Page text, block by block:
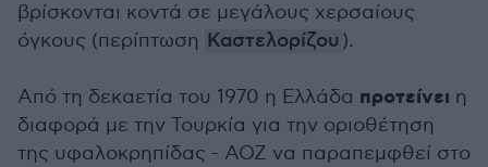
βρίσκονται κοντά σε μεγάλους χερσαίους
όγκους (περίπτωση Καστελορίζου ).
Από τη δεκαετία του 1970 η Ελλάδα προτείνει η
διαφορά με την Τουρκία για την οριοθέτηση
της υφαλοκρηπίδας - ΑΟΖ να παραπεμφθεί στο